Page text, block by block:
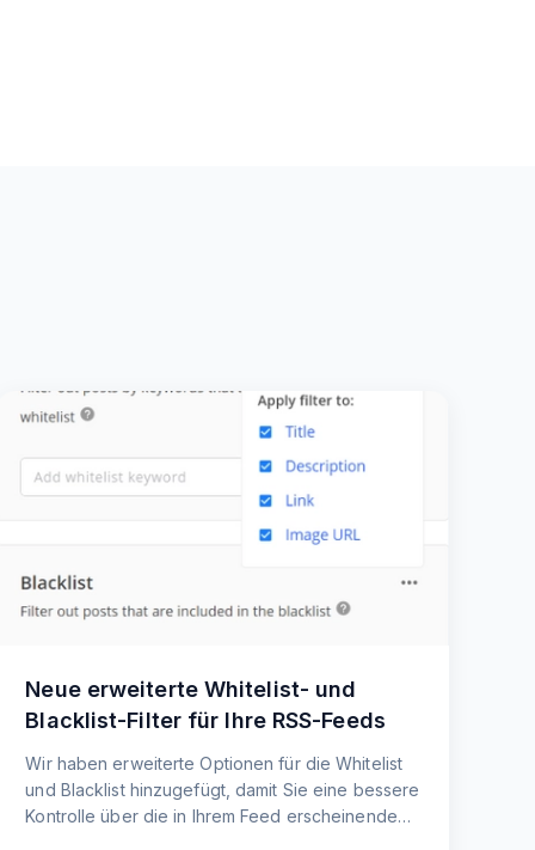
Neue erweiterte Whitelist- und
Blacklist-Filter für Ihre RSS-Feeds
Wir haben erweiterte Optionen für die Whitelist
und Blacklist hinzugefügt, damit Sie eine bessere
Kontrolle über die in Ihrem Feed erscheinenden